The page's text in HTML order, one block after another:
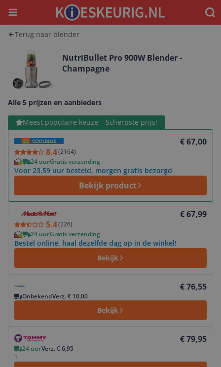
Menu
Terug naar blender
NutriBullet Pro 900W Blender -
Champagne
Alle 5 prijzen en aanbieders
Meest populaire keuze – Scherpste prijs!
8.4(2164)
€ 67,00
24 uurGratis verzending
Voor 23.59 uur besteld, morgen gratis bezorgd
Bekijk product
Bekijk product
5.4(226)
€ 67,99
24 uurGratis verzending
Bestel online, haal dezelfde dag op in de winkel!
Bekijk
€ 76,55
OnbekendVerz. € 10,00
Bekijk
€ 79,95
24 uurVerz. € 6,95
1
Bekijk product